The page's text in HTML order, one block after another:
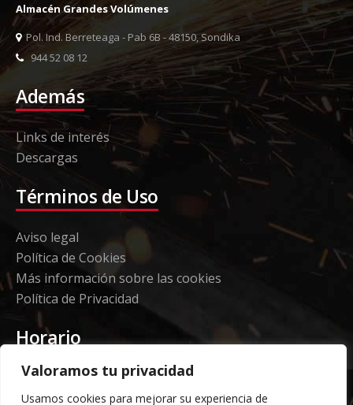
Valoramos tu privacidad
Usamos cookies para mejorar su experiencia de
Almacén Grandes Volúmenes
Pol. Ind. Berreteaga - Pab 6B - 48150, Sondika
944 52 08 12
Además
Links de interés
Descargas
Términos de Uso
Aviso legal
Política de Cookies
Más información sobre las cookies
Política de Privacidad
Horario
Etorki - Sede